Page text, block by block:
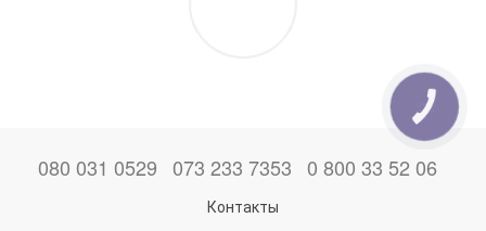
080 031 0529 073 233 7353 0 800 33 52 06
Контакты
КНОПКА
ЗВ'ЯЗКУ